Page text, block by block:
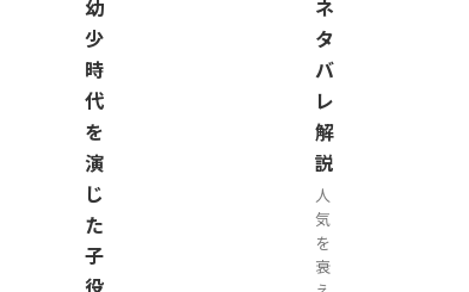
幼
少
時
代
を
演
じ
た
子
役
ネ
タ
バ
レ
解
説
人
気
を
衰